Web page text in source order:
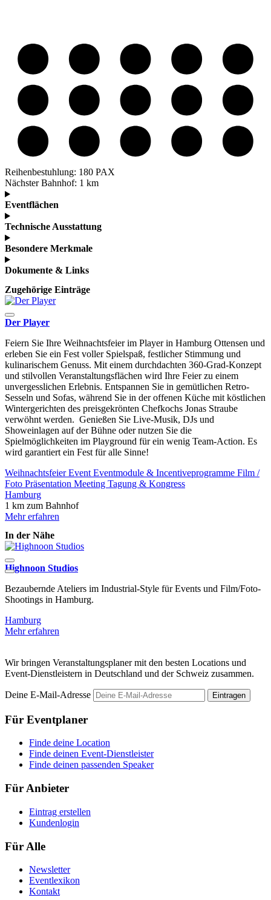
Reihenbestuhlung: 180 PAX
Nächster Bahnhof: 1 km
Eventflächen
Technische Ausstattung
Besondere Merkmale
Dokumente & Links
Zugehörige Einträge
Der Player
Feiern Sie Ihre Weihnachtsfeier im Player in Hamburg Ottensen und
erleben Sie ein Fest voller Spielspaß, festlicher Stimmung und
kulinarischem Genuss. Mit einem durchdachten 360-Grad-Konzept
und stilvollen Veranstaltungsflächen wird Ihre Feier zu einem
unvergesslichen Erlebnis. Entspannen Sie in gemütlichen Retro-
Sesseln und Sofas, während Sie in der offenen Küche mit köstlichen
Wintergerichten des preisgekrönten Chefkochs Jonas Straube
verwöhnt werden. Genießen Sie Live-Musik, DJs und
Showeinlagen auf der Bühne oder nutzen Sie die
Spielmöglichkeiten im Playground für ein wenig Team-Action. Es
wird garantiert ein Fest für alle Sinne!
WeihnachtsfeierEvent Eventmodule & Incentiveprogramme Film /
Foto Präsentation Meeting Tagung & Kongress
Hamburg
1 km zum Bahnhof
Mehr erfahren
In der Nähe
Highnoon Studios
Bezaubernde Ateliers im Industrial-Style für Events und Film/Foto-
Shootings in Hamburg.
Hamburg
Mehr erfahren
Wir bringen Veranstaltungsplaner mit den besten Locations und
Event-Dienstleistern in Deutschland und der Schweiz zusammen.
Deine E-Mail-Adresse Eintragen
Für Eventplaner
Finde deine Location
Finde deinen Event-Dienstleister
Finde deinen passenden Speaker
Für Anbieter
Eintrag erstellen
Kundenlogin
Für Alle
Newsletter
Eventlexikon
Kontakt